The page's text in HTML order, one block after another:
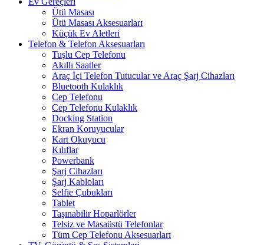
Ütü Masası
Ütü Masası Aksesuarları
Küçük Ev Aletleri
Telefon & Telefon Aksesuarları
Tuşlu Cep Telefonu
Akıllı Saatler
Araç İçi Telefon Tutucular ve Araç Şarj Cihazları
Bluetooth Kulaklık
Cep Telefonu
Cep Telefonu Kulaklık
Docking Station
Ekran Koruyucular
Kart Okuyucu
Kılıflar
Powerbank
Şarj Cihazları
Şarj Kabloları
Selfie Çubukları
Tablet
Taşınabilir Hoparlörler
Telsiz ve Masaüstü Telefonlar
Tüm Cep Telefonu Aksesuarları